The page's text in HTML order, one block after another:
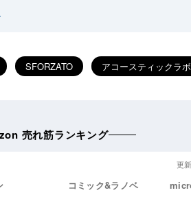
SFORZATO アコースティックラボ